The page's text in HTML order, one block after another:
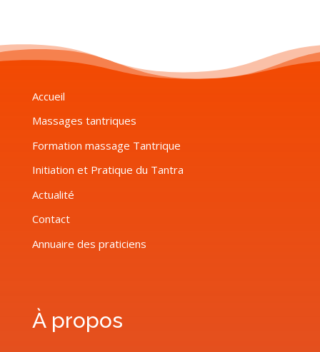
Accueil
Massages tantriques
Formation massage Tantrique
Initiation et Pratique du Tantra
Actualité
Contact
Annuaire des praticiens
À propos